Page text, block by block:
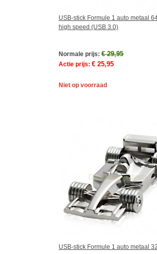
USB-stick Formule 1 auto metaal
high speed (USB 3.0)
Normale prijs: € 29,95
Actie prijs: € 25,95
Niet op voorraad
USB-stick Formule 1 auto metaal